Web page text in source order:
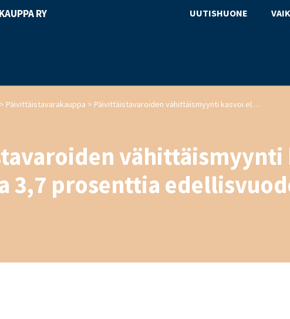
UUTISHUONE
> Päivittäistavarakauppa > Päivittäistavaroiden vähittäismyynti kasvoi elokuussa 3,7 prosenttia edellisvuodesta
vähittäismyynti
3,7 prosenttia